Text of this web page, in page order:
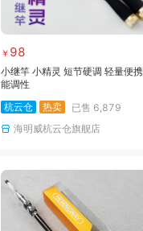
￥ 98
小继竿 小精灵 短节硬调 轻量便
能调性
杭云仓
热卖 已售 6,879
海明威杭云仓旗舰店